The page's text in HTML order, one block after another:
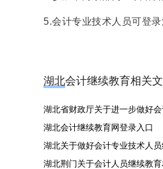
5.会计专业技术人员可登
湖北会计继续教育相关
湖北省财政厅关于进一步做好
湖北会计继续教育网登录入口
湖北关于做好会计专业技术人
湖北荆门关于会计人员继续教